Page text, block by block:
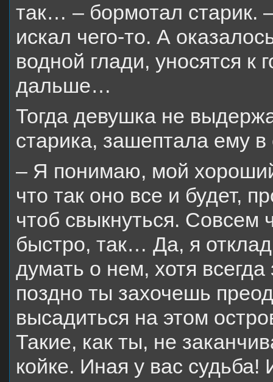
так… – бормотал старик.
искал чего-то. А
водной глади, уносятся к
дальше…
Тогда девушка не
старика, зашептала ему в
– Я понимаю, мой
что так оно все и будет,
чтоб свыкнуться. Совсем
быстро, так… Да, я
думать о нем, хотя
поздно ты захочешь
высадиться на этом
Такие, как ты, не
койке. Иная у вас судьба!